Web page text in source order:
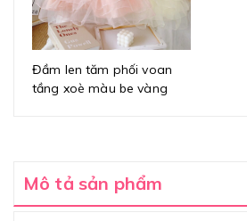
Đầm len tăm phối voan
tầng xoè màu be vàng
Mô tả sản phẩm